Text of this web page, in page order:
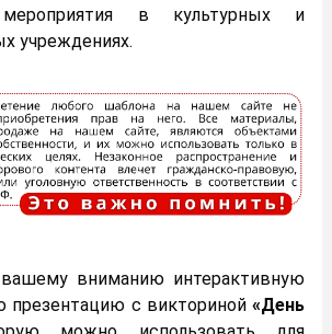
мероприятия в культурных и
учреждениях.
вниманию интерактивную
презентацию с викториной «День